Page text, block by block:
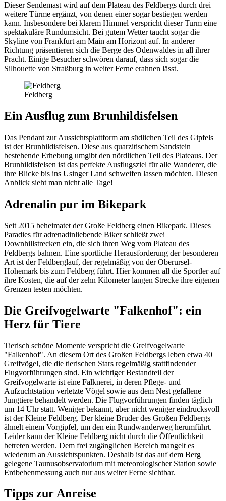
Dieser Sendemast wird auf dem Plateau des Feldbergs durch drei
weitere Türme ergänzt, von denen einer sogar bestiegen werden
kann. Insbesondere bei klarem Himmel verspricht dieser Turm eine
spektakuläre Rundumsicht. Bei gutem Wetter taucht sogar die
Skyline von Frankfurt am Main am Horizont auf. In anderer
Richtung präsentieren sich die Berge des Odenwaldes in all ihrer
Pracht. Einige Besucher schwören darauf, dass sich sogar die
Silhouette von Straßburg in weiter Ferne erahnen lässt.
Feldberg
Ein Ausflug zum Brunhildisfelsen
Das Pendant zur Aussichtsplattform am südlichen Teil des Gipfels
ist der Brunhildisfelsen. Diese aus quarzitischem Sandstein
bestehende Erhebung umgibt den nördlichen Teil des Plateaus. Der
Brunhildisfelsen ist das perfekte Ausflugsziel für alle Wanderer, die
ihre Blicke bis ins Usinger Land schweifen lassen möchten. Diesen
Anblick sieht man nicht alle Tage!
Adrenalin pur im Bikepark
Seit 2015 beheimatet der Große Feldberg einen Bikepark. Dieses
Paradies für adrenadinliebende Biker schließt zwei
Downhillstrecken ein, die sich ihren Weg vom Plateau des
Feldbergs bahnen. Eine sportliche Herausforderung der besonderen
Art ist der Feldberglauf, der regelmäßig von der Oberursel-
Hohemark bis zum Feldberg führt. Hier kommen all die Sportler auf
ihre Kosten, die auf der zehn Kilometer langen Strecke ihre eigenen
Grenzen testen möchten.
Die Greifvogelwarte "Falkenhof": ein
Herz für Tiere
Tierisch schöne Momente verspricht die Greifvogelwarte
"Falkenhof". An diesem Ort des Großen Feldbergs leben etwa 40
Greifvögel, die die tierischen Stars regelmäßig stattfindender
Flugvorführungen sind. Ein wichtiger Bestandteil der
Greifvogelwarte ist eine Falknerei, in deren Pflege- und
Aufzuchtstation verletzte Vögel sowie aus dem Nest gefallene
Jungtiere behandelt werden. Die Flugvorführungen finden täglich
um 14 Uhr statt. Weniger bekannt, aber nicht weniger eindrucksvoll
ist der Kleine Feldberg. Der kleine Bruder des Großen Feldbergs
ähnelt einem Vorgipfel, um den ein Rundwanderweg herumführt.
Leider kann der Kleine Feldberg nicht durch die Öffentlichkeit
betreten werden. Dem frei zugänglichen Bereich mangelt es
wiederum an Aussichtspunkten. Deshalb ist das auf dem Berg
gelegene Taunusobservatorium mit meteorologischer Station sowie
Erdbebenmessung auch nur aus weiter Ferne sichtbar.
Tipps zur Anreise